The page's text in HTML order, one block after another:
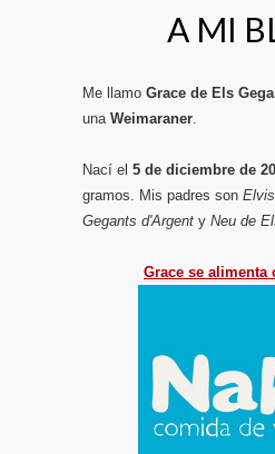
A MI
Me llamo Grace de Els
una Weimaraner
Nací el 5 de diciembre de
gramos. Mis padres son
Gegants d'Argent y Neu de
Grace se alimenta